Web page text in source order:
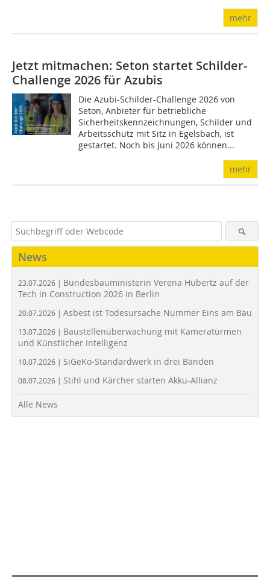
mehr
Jetzt mitmachen: Seton startet Schilder-
Challenge 2026 für Azubis
Die Azubi-Schilder-Challenge 2026 von
Seton, Anbieter für betriebliche
Sicherheitskennzeichnungen, Schilder und
Arbeitsschutz mit Sitz in Egelsbach, ist
gestartet. Noch bis Juni 2026 können...
mehr
News
23.07.2026 | Bundesbauministerin Verena Hubertz auf der
Tech in Construction 2026 in Berlin
20.07.2026 | Asbest ist Todesursache Nummer Eins am Bau
13.07.2026 | Baustellenüberwachung mit Kameratürmen
und Künstlicher Intelligenz
10.07.2026 | SiGeKo-Standardwerk in drei Bänden
08.07.2026 | Stihl und Kärcher starten Akku-Allianz
Alle News